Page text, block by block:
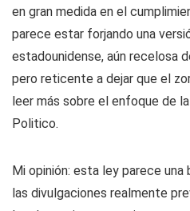
en gran medida en el
parece estar forjando una
estadounidense, aún recelosa
pero reticente a dejar que el
leer más sobre el enfoque de
Politico.
Mi opinión: esta ley parece
las divulgaciones realmente